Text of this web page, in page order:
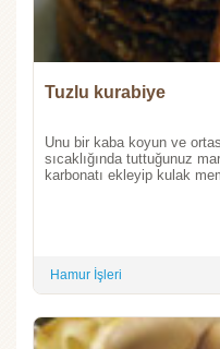
Tuzlu kurabiye
Unu bir kaba koyun ve
sıcaklığında tuttuğunuz
karbonatı ekleyip kulak
Hamur İşleri